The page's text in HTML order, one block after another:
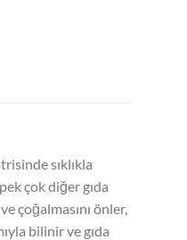
sıklıkla
çok diğer gıda
çoğalmasını önler,
bilinir ve gıda